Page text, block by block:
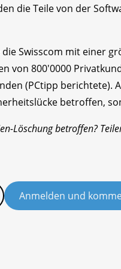
die Teile von der
Swisscom mit einer
von 800'0000
(PCtipp berichtete).
betroffen,
Löschung betroffen?
Anmelden und